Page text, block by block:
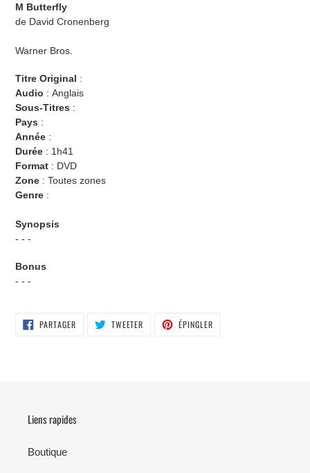
d'un
produit
votre
M Butterfly
de David Cronenberg
Warner Bros.
Titre Original :
Audio : Anglais
Sous-Titres :
Pays :
Année :
Durée : 1h41
Format : DVD
Zone : Toutes zones
Genre :
Synopsis
- - -
Bonus
- - -
PARTAGERPARTAGER
SUR
TWEETER TWEETER ÉPINGLER
Liens rapides
Boutique